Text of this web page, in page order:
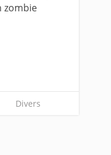
zombie
Divers